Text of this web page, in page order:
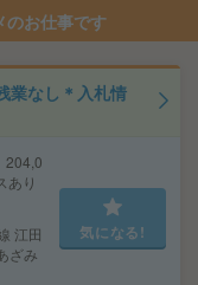
のお仕事です
業なし＊入札情
204,0
あり
江田
ざみ
気になる!